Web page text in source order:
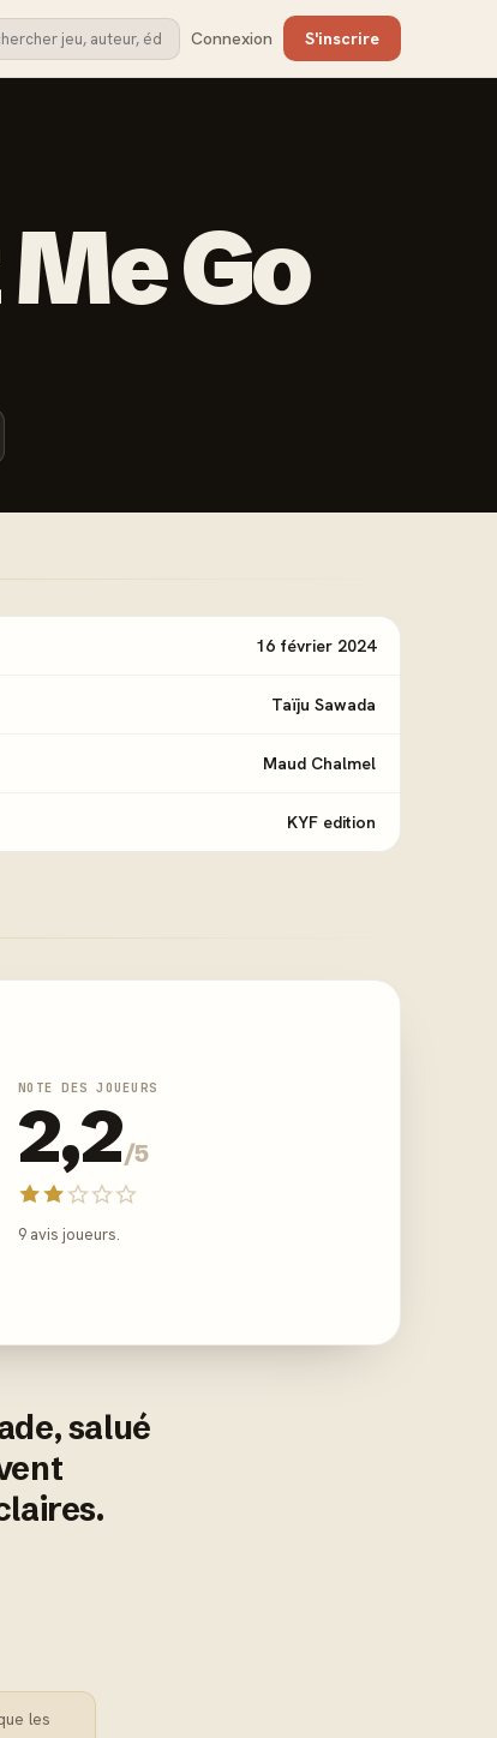
Connexion S'inscrire
Go
16 février 2024
Taïju Sawada
Maud Chalmel
KYF edition
NOTE DES JOUEURS
2,2/5
9 avis joueurs.
salué
les